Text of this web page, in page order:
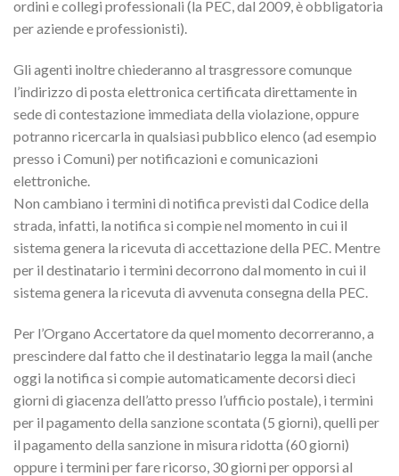
ordini e collegi professionali (la PEC, dal 2009, è obbligatoria
per aziende e professionisti).
Gli agenti inoltre chiederanno al trasgressore comunque
l’indirizzo di posta elettronica certificata direttamente in
sede di contestazione immediata della violazione, oppure
potranno ricercarla in qualsiasi pubblico elenco (ad esempio
presso i Comuni) per notificazioni e comunicazioni
elettroniche.
Non cambiano i termini di notifica previsti dal Codice della
strada, infatti, la notifica si compie nel momento in cui il
sistema genera la ricevuta di accettazione della PEC. Mentre
per il destinatario i termini decorrono dal momento in cui il
sistema genera la ricevuta di avvenuta consegna della PEC.
Per l’Organo Accertatore da quel momento decorreranno, a
prescindere dal fatto che il destinatario legga la mail (anche
oggi la notifica si compie automaticamente decorsi dieci
giorni di giacenza dell’atto presso l’ufficio postale), i termini
per il pagamento della sanzione scontata (5 giorni), quelli per
il pagamento della sanzione in misura ridotta (60 giorni)
oppure i termini per fare ricorso, 30 giorni per opporsi al